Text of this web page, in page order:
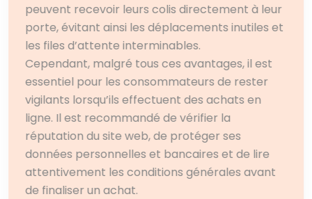
peuvent recevoir leurs colis directement à leur
porte, évitant ainsi les déplacements inutiles et
les files d’attente interminables.
Cependant, malgré tous ces avantages, il est
essentiel pour les consommateurs de rester
vigilants lorsqu’ils effectuent des achats en
ligne. Il est recommandé de vérifier la
réputation du site web, de protéger ses
données personnelles et bancaires et de lire
attentivement les conditions générales avant
de finaliser un achat.